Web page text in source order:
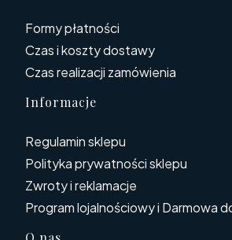
Formy płatności
Czas i koszty dostawy
Czas realizacji zamówienia
Informacje
Regulamin sklepu
Polityka prywatności sklepu
Zwroty i reklamacje
Program lojalnościowy i Darmowa